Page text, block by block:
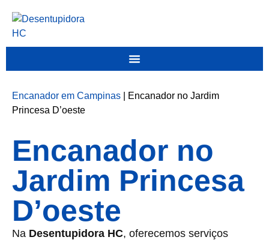
Encanador em Campinas
Encanador no Jardim
Princesa D’oeste
Encanador no
Jardim Princesa
D’oeste
Na Desentupidora HC, oferecemos serviços